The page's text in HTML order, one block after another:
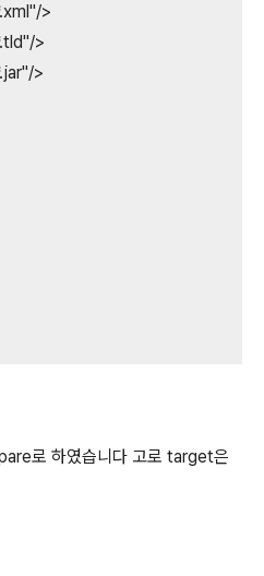
>
>
>
로 하였습니다 고로 target은